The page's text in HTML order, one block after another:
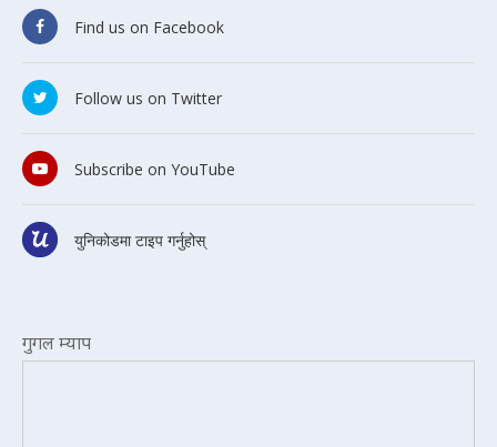
Find us on Facebook
Follow us on Twitter
Subscribe on YouTube
युनिकोडमा टाइप गर्नुहोस्
गुगल म्याप